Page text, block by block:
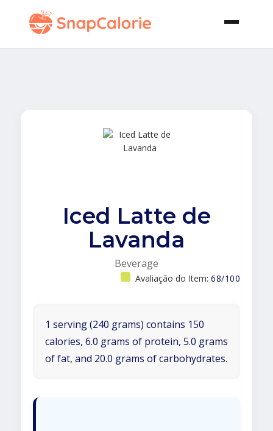
Iced Latte de
Lavanda
Beverage
Avaliação do Item: 68/100
1 serving (240 grams) contains 150
calories, 6.0 grams of protein, 5.0 grams
of fat, and 20.0 grams of carbohydrates.